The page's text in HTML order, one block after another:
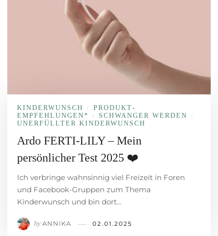
KINDERWUNSCH /
PRODUKT­
EMPFEHLUNGEN*
/ SCHWANGER WERDEN /
UNERFÜLLTER KINDERWUNSCH
Ardo FERTI-LILY – Mein
persönlicher Test 2025 ❤️
Ich verbringe wahnsinnig viel Freizeit in Foren
und Facebook-Gruppen zum Thema
Kinderwunsch und bin dort…
by ANNIKA 02.01.2025